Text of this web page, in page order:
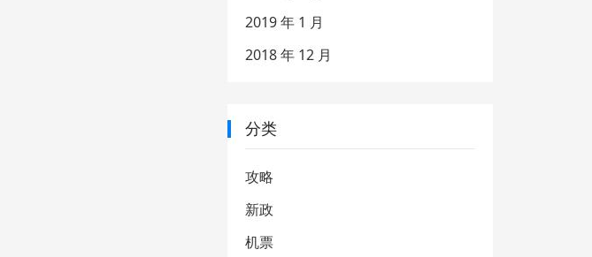
2019 年 1 月
2018 年 12 月
分类
攻略
新政
机票